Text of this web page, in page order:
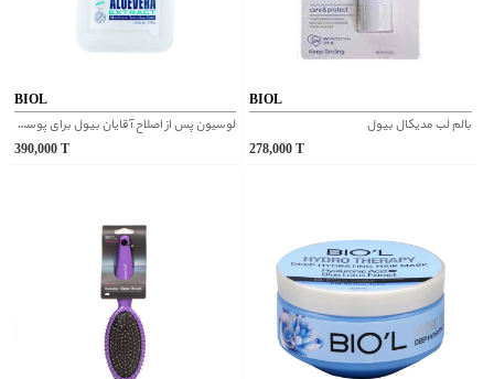
BIOL
لوسیون پس از اصلاح آقایان بیول برای پوست های حساس
390,000
BIOL
بالم لب مدیکال بیول
278,000